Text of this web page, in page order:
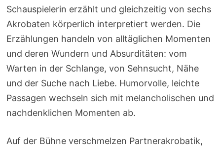
Schauspielerin erzählt und gleichzeitig von sechs
Akrobaten körperlich interpretiert werden. Die
Erzählungen handeln von alltäglichen Momenten
und deren Wundern und Absurditäten: vom
Warten in der Schlange, von Sehnsucht, Nähe
und der Suche nach Liebe. Humorvolle, leichte
Passagen wechseln sich mit melancholischen und
nachdenklichen Momenten ab.
Auf der Bühne verschmelzen Partnerakrobatik,